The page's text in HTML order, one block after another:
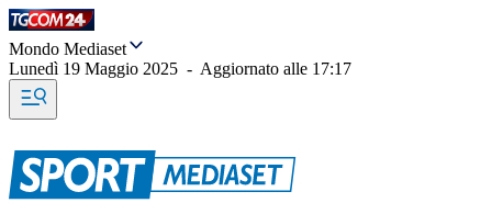
Mondo Mediaset
Lunedì 19 Maggio 2025 - Aggiornato alle 17:17